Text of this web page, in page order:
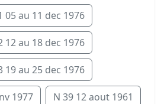
05 au 11 dec 1976
12 au 18 dec 1976
19 au 25 dec 1976
1977 N 39 12 aout 1961